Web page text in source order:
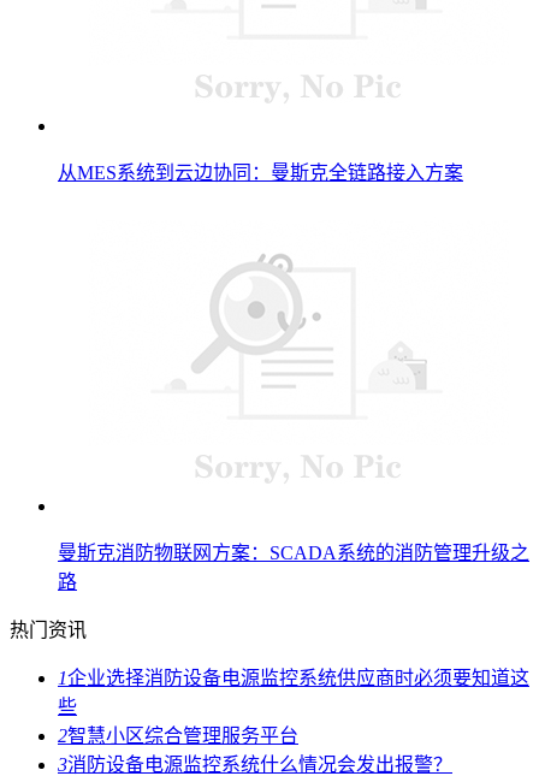
从MES系统到云边协同：曼斯克全链路接入方案
曼斯克消防物联网方案：SCADA系统的消防管理升级之
路
热门资讯
1企业选择消防设备电源监控系统供应商时必须要知道这
些
2智慧小区综合管理服务平台
3消防设备电源监控系统什么情况会发出报警？